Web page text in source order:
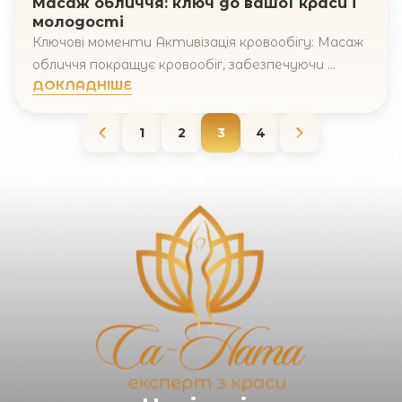
молодості
Ключові моменти Активізація кровообігу: Масаж
обличчя покращує кровообіг, забезпечуючи ...
ДОКЛАДНІШЕ
1 2 3 4